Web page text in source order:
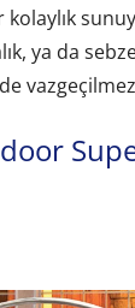
ya da